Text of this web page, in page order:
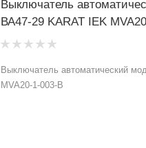
Выключатель
ВА47-29 KARAT IEK
Выключатель автоматический
MVA20-1-003-B